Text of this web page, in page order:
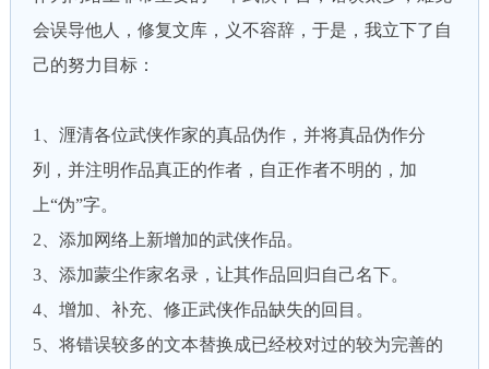
会误导他人，修复文库，义不容辞，于是，我立下了自
己的努力目标：
1、湹清各位武侠作家的真品伪作，并将真品伪作分
列，并注明作品真正的作者，自正作者不明的，加
上“伪”字。
2、添加网络上新增加的武侠作品。
3、添加蒙尘作家名录，让其作品回归自己名下。
4、增加、补充、修正武侠作品缺失的回目。
5、将错误较多的文本替换成已经校对过的较为完善的